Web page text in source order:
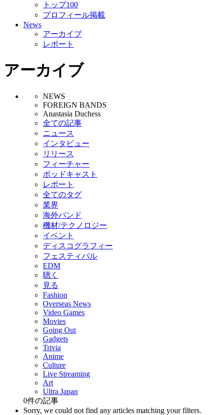
トップ100
プロフィール掲載
News
アーカイブ
レポート
アーカイブ
NEWS
FOREIGN BANDS
Anastasia Duchess
全ての記事
ニュース
インタビュー
リリース
フィーチャー
ポッドキャスト
レポート
全てのタグ
業界
海外バンド
機材/テクノロジー
イベント
ディスコグラフィー
フェスティバル
EDM
聴く
見る
Fashion
Overseas News
Video Games
Movies
Going Out
Gadgets
Trivia
Anime
Culture
Live Streaming
Art
Ultra Japan
0件の記事
Sorry, we could not find any articles matching your filters.